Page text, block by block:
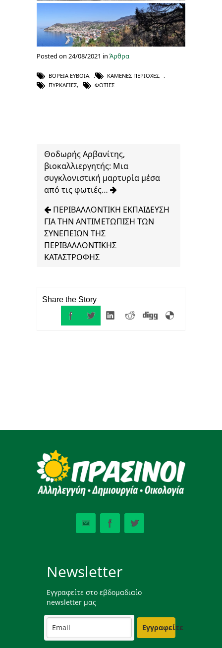
Posted on 24/08/2021 in Άρθρα
ΒΌΡΕΙΑ ΕΎΒΟΙΑ, ΚΑΜΈΝΕΣ ΠΕΡΙΟΧΈΣ,
ΠΥΡΚΑΓΙΈΣ, ΦΩΤΙΈΣ
Θοδωρής Αρβανίτης,
βιοκαλλιεργητής: Μια
συγκλονιστική μαρτυρία μέσα
από τις φωτιές…
ΠΕΡΙΒΑΛΛΟΝΤΙΚΗ ΕΚΠΑΙΔΕΥΣΗ
ΓΙΑ ΤΗΝ ΑΝΤΙΜΕΤΩΠΙΣΗ ΤΩΝ
ΣΥΝΕΠΕΙΩΝ ΤΗΣ
ΠΕΡΙΒΑΛΛΟΝΤΙΚΗΣ
ΚΑΤΑΣΤΡΟΦΗΣ
Share the Story
Newsletter
Εγγραφείτε στο εβδομαδιαίο
newsletter μας
Εγγραφείτε